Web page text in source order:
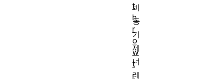
비
동
기
제
너
레
t
h
r
o
w
t
r